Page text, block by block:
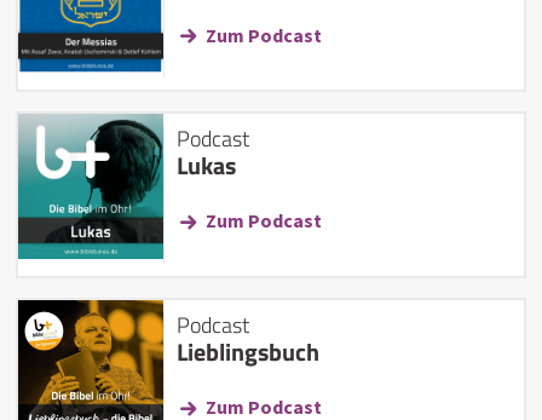
Zum Podcast
Podcast
Lukas
Zum Podcast
Podcast
Lieblingsbuch
Zum Podcast